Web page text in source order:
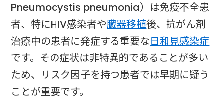
Pneumocystis pneumonia）は免疫不全患
者、特にHIV感染者や臓器移植後、抗がん剤
治療中の患者に発症する重要な日和見感染症
です。その症状は非特異的であることが多い
ため、リスク因子を持つ患者では早期に疑う
ことが重要です。